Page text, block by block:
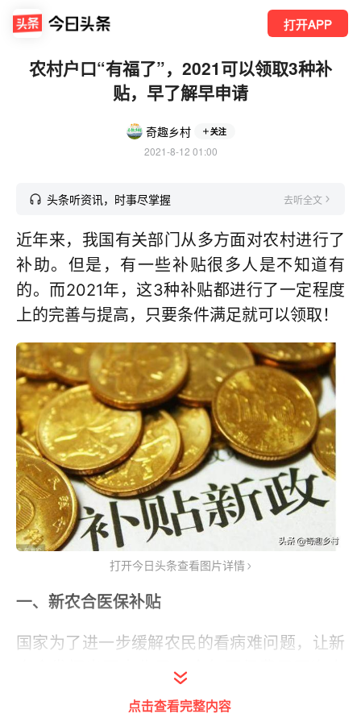
打开APP
农村户口“有福了”，2021可以领取3种补
贴，早了解早申请
奇趣乡村 关注
2021-8-12 01:00
头条听资讯，时事尽掌握 去听全文
近年来，我国有关部门从多方面对农村进行了
补助。但是，有一些补贴很多人是不知道有
的。而2021年，这3种补贴都进行了一定程度
上的完善与提高，只要条件满足就可以领取！
打开今日头条查看图片详情
一、新农合医保补贴
国家为了进一步缓解农民的看病难问题，让新
农合发挥出更大作用。今年医保费用再次上
要是缴纳了新农合医保就会有这一项补贴。
点击查看完整内容